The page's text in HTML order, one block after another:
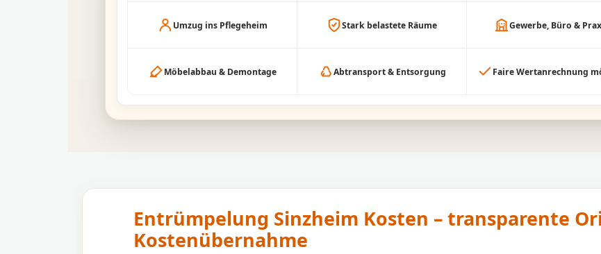
Umzug ins Pflegeheim Stark belastete Räume Gewerbe, Büro &
Möbelabbau & Demontage Abtransport & Entsorgung Faire Wertanrechnung
Entrümpelung Sinzheim Kosten – transparente
Kostenübernahme